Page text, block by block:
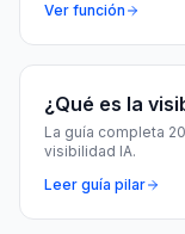
Ver función
¿Qué es la
La guía completa
visibilidad IA.
Leer guía pilar